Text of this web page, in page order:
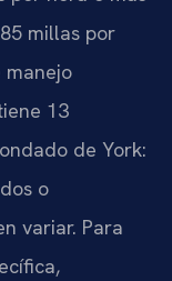
millas por
manejo
13
de York:
o
variar. Para